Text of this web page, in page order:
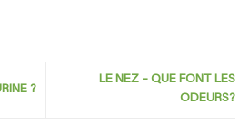
?
LE NEZ – QUE FONT LES
ODEURS?